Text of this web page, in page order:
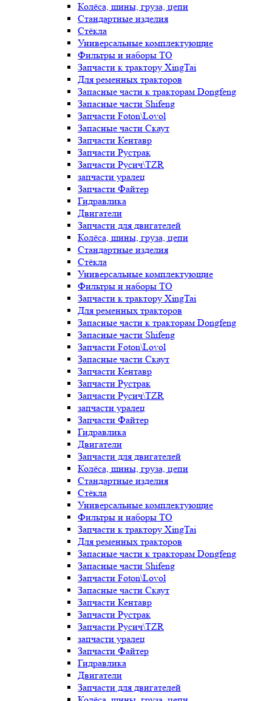
Колёса, шины, груза, цепи
Стандартные изделия
Стёкла
Универсальные комплектующие
Фильтры и наборы ТО
Запчасти к трактору XingTai
Для ременных тракторов
Запасные части к тракторам Dongfeng
Запасные части Shifeng
Запчасти Foton\Lovol
Запасные части Скаут
Запчасти Кентавр
Запчасти Рустрак
Запчасти Русич\TZR
запчасти уралец
Запчасти Файтер
Гидравлика
Двигатели
Запчасти для двигателей
Колёса, шины, груза, цепи
Стандартные изделия
Стёкла
Универсальные комплектующие
Фильтры и наборы ТО
Запчасти к трактору XingTai
Для ременных тракторов
Запасные части к тракторам Dongfeng
Запасные части Shifeng
Запчасти Foton\Lovol
Запасные части Скаут
Запчасти Кентавр
Запчасти Рустрак
Запчасти Русич\TZR
запчасти уралец
Запчасти Файтер
Гидравлика
Двигатели
Запчасти для двигателей
Колёса, шины, груза, цепи
Стандартные изделия
Стёкла
Универсальные комплектующие
Фильтры и наборы ТО
Запчасти к трактору XingTai
Для ременных тракторов
Запасные части к тракторам Dongfeng
Запасные части Shifeng
Запчасти Foton\Lovol
Запасные части Скаут
Запчасти Кентавр
Запчасти Рустрак
Запчасти Русич\TZR
запчасти уралец
Запчасти Файтер
Гидравлика
Двигатели
Запчасти для двигателей